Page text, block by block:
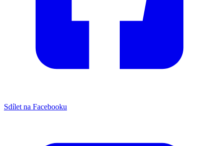
Sdílet na Facebooku